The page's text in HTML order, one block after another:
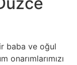
baba ve oğul
onarımlarımızı